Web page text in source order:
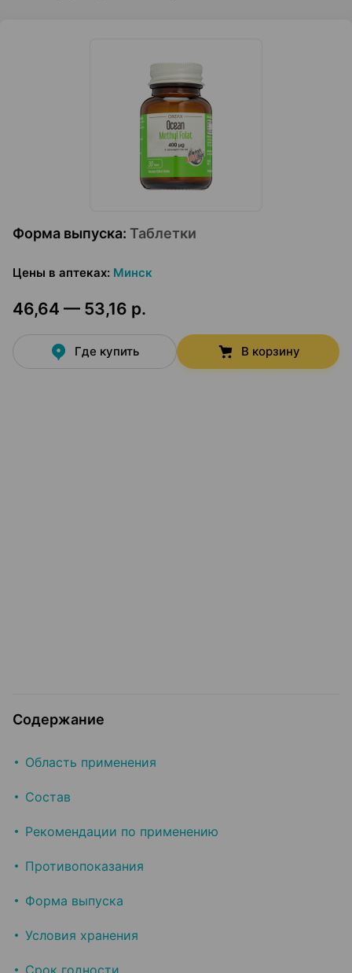
Форма выпуска: Таблетки
Цены в аптеках: Минск
46,64 — 53,16 р.
Где купить В корзину
Содержание
Область применения
Состав
Рекомендации по применению
Противопоказания
Форма выпуска
Условия хранения